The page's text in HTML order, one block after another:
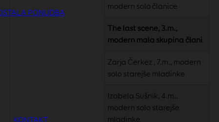
PONUDBA
KONTAKT
modern solo članice
The last scene, 3.m.,
modern mala skupina člani
Zarja Čerkez , 7.m., modern
solo starejše mladinke
Izabela Sušnik, 4.m.,
modern solo starejše
mladinke